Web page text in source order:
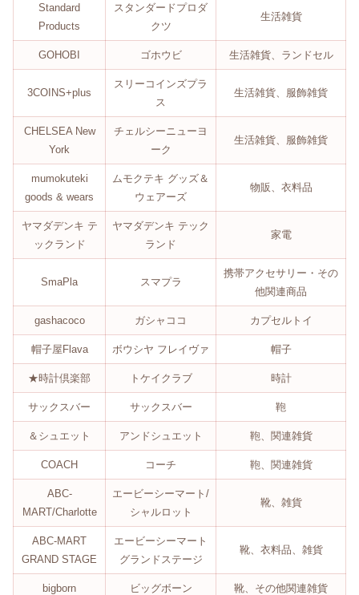
Standard
Products
スタンダードプロダ
クツ
生活雑貨
GOHOBI ゴホウビ 生活雑貨、ランドセル
3COINS+plus
スリーコインズプラ
ス
生活雑貨、服飾雑貨
CHELSEA New
York
チェルシーニューヨ
ーク
生活雑貨、服飾雑貨
mumokuteki
goods & wears
ムモクテキ グッズ＆
ウェアーズ
物販、衣料品
ヤマダデンキ テ
ックランド
ヤマダデンキ テック
ランド
家電
SmaPla スマプラ
携帯アクセサリー・その
他関連商品
gashacoco ガシャココ カプセルトイ
帽子屋Flava ボウシヤ フレイヴァ 帽子
★時計倶楽部 トケイクラブ 時計
サックスバー サックスバー 鞄
＆シュエット アンドシュエット 鞄、関連雑貨
COACH コーチ 鞄、関連雑貨
ABC-
MART/Charlotte
エービーシーマート/
シャルロット
靴、雑貨
ABC-MART
GRAND STAGE
エービーシーマート
グランドステージ
靴、衣料品、雑貨
bigborn ビッグボーン 靴、その他関連雑貨